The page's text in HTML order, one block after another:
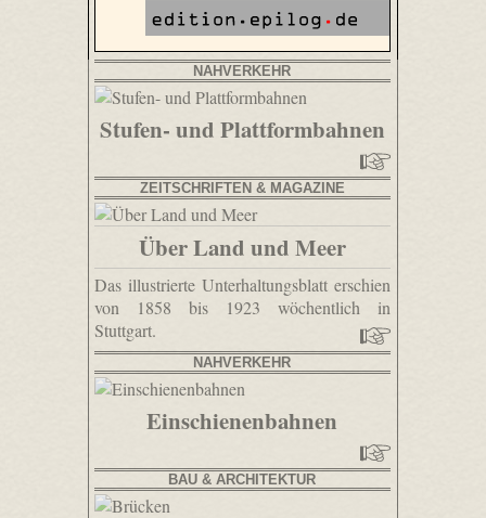
NAHVERKEHR
Stufen- und Plattformbahnen
ZEITSCHRIFTEN & MAGAZINE
Über Land und Meer
Das illustrierte Unterhaltungsblatt erschien
von 1858 bis 1923 wöchentlich in
Stuttgart.
NAHVERKEHR
Einschienenbahnen
BAU & ARCHITEKTUR